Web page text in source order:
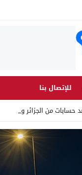
للإتصال بنا
من الجزائر وأرقاما بـ _